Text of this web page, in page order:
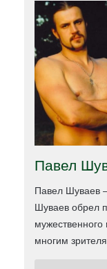
Павел
Павел Шуваев
Шуваев обрел
многим